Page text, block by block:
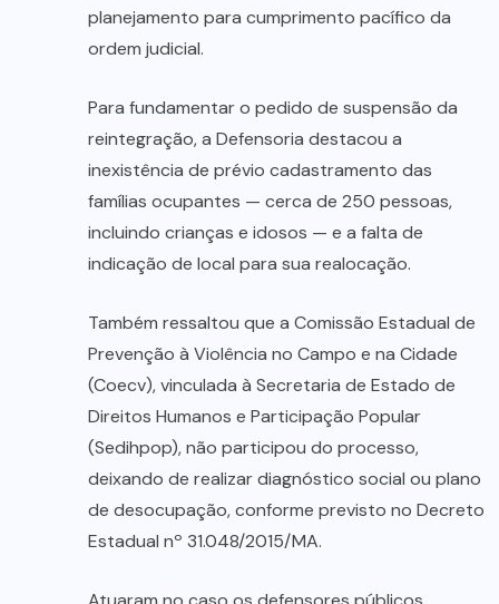
planejamento para cumprimento pacífico da
ordem judicial.
Para fundamentar o pedido de suspensão da
reintegração, a Defensoria destacou a
inexistência de prévio cadastramento das
famílias ocupantes — cerca de 250 pessoas,
incluindo crianças e idosos — e a falta de
indicação de local para sua realocação.
Também ressaltou que a Comissão Estadual de
Prevenção à Violência no Campo e na Cidade
(Coecv), vinculada à Secretaria de Estado de
Direitos Humanos e Participação Popular
(Sedihpop), não participou do processo,
deixando de realizar diagnóstico social ou plano
de desocupação, conforme previsto no Decreto
Estadual nº 31.048/2015/MA.